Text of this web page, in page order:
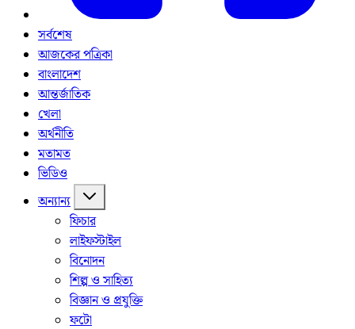
সর্বশেষ
আজকের পত্রিকা
বাংলাদেশ
আন্তর্জাতিক
খেলা
অর্থনীতি
মতামত
ভিডিও
অন্যান্য
ফিচার
লাইফস্টাইল
বিনোদন
শিল্প ও সাহিত্য
বিজ্ঞান ও প্রযুক্তি
ফটো